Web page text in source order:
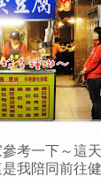
考一下～這
我陪同前往